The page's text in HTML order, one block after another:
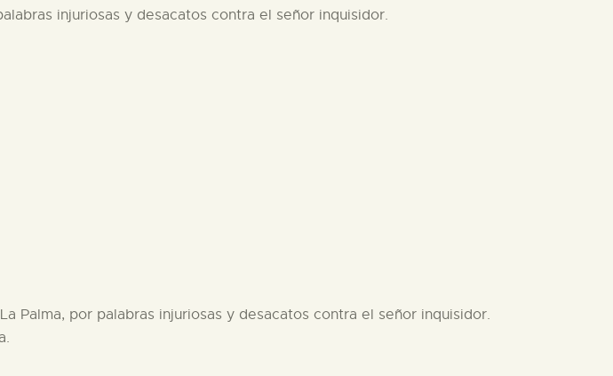
injuriosas y desacatos contra el señor inquisidor.
Palma, por palabras injuriosas y desacatos contra el señor inquisidor.